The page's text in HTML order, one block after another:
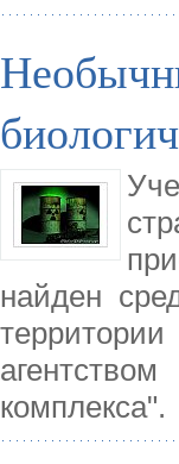
найден
комплекса".